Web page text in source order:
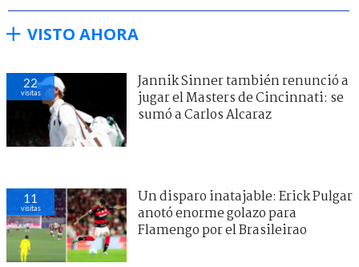
VISTO AHORA
22
visitas
Jannik Sinner también renunció a
jugar el Masters de Cincinnati: se
sumó a Carlos Alcaraz
11
visitas
Un disparo inatajable: Erick Pulgar
anotó enorme golazo para
Flamengo por el Brasileirao